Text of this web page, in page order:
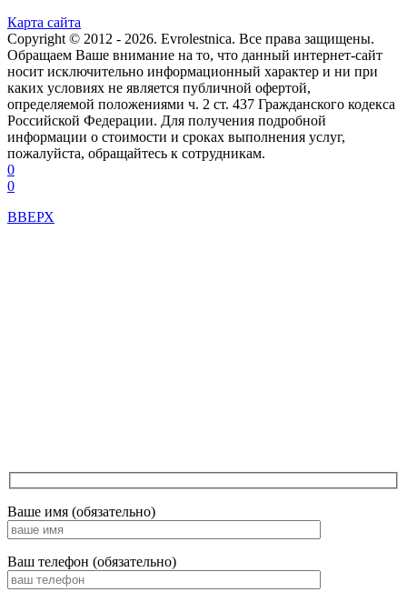
Карта сайта
Copyright © 2012 - 2026. Evrolestnica. Все права защищены.
Обращаем Ваше внимание на то, что данный интернет-сайт
носит исключительно информационный характер и ни при
каких условиях не является публичной офертой,
определяемой положениями ч. 2 ст. 437 Гражданского кодекса
Российской Федерации. Для получения подробной
информации о стоимости и сроках выполнения услуг,
пожалуйста, обращайтесь к сотрудникам.
0
0
ВВЕРХ
Ваше имя (обязательно)
Ваш телефон (обязательно)